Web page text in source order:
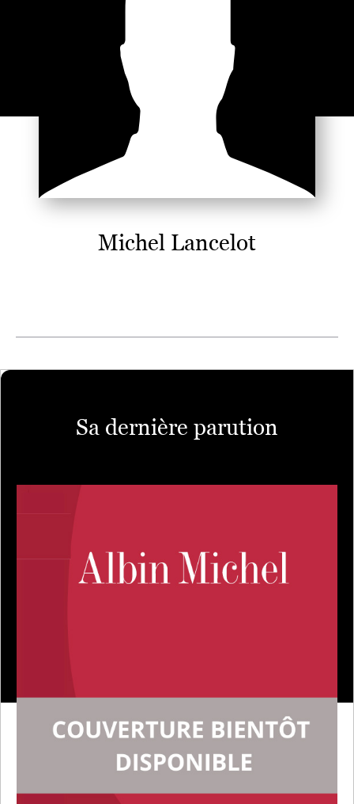
Michel Lancelot
Sa dernière parution